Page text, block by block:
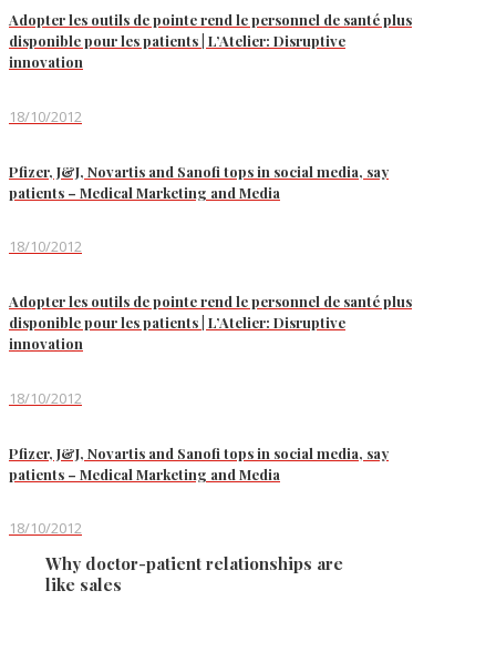
Adopter les outils de pointe rend le personnel de santé plus
disponible pour les patients | L’Atelier: Disruptive
innovation
18/10/2012
Pfizer, J&J, Novartis and Sanofi tops in social media, say
patients – Medical Marketing and Media
18/10/2012
Adopter les outils de pointe rend le personnel de santé plus
disponible pour les patients | L’Atelier: Disruptive
innovation
18/10/2012
Pfizer, J&J, Novartis and Sanofi tops in social media, say
patients – Medical Marketing and Media
18/10/2012
Why doctor-patient relationships are
like sales